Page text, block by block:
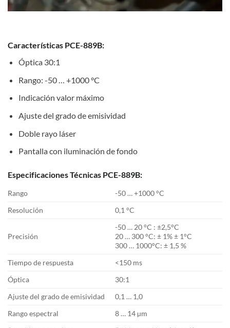
Características PCE-889B:
Óptica 30:1
Rango: -50 … +1000 °C
Indicación valor máximo
Ajuste del grado de emisividad
Doble rayo láser
Pantalla con iluminación de fondo
Especificaciones Técnicas PCE-889B:
Rango
-50 … +1000 °C
Resolución
0,1 °C
Precisión
-50 … 20 °C : ±2,5°C
20 … 300 °C: ± 1% ± 1°C
300 … 1000°C: ± 1,5 %
Tiempo de respuesta
<150 ms
Óptica
30:1
Ajuste del grado de emisividad
0,1 … 1,0
Rango espectral
8 … 14 µm